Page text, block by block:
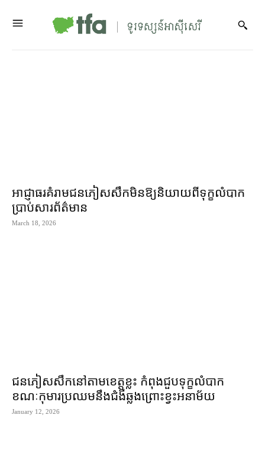
អាជ្ញាធរ​គំរាម​ជនភៀសសឹក​មិន​ឱ្យ​និយាយ​ពី​ទុក្ខ​លំបាក​
ប្រាប់​សារព័ត៌មាន
March 18, 2026
ជនភៀសសឹក​នៅ​តាម​ខេត្ត​ខ្លះ កំពុង​ជួប​ទុក្ខ​លំបាក
ខណៈ​កុមារ​ប្រឈម​នឹង​ជំងឺឆ្លង​ព្រោះ​ខ្វះ​អនាម័យ
January 12, 2026